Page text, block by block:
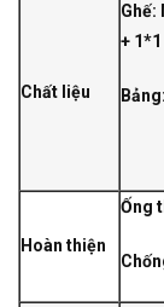
Chất liệu
Ghế:
+
Hoàn thiện
Ống